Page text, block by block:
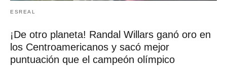
ESREAL
¡De otro planeta! Randal Willars ganó oro en
los Centroamericanos y sacó mejor
puntuación que el campeón olímpico